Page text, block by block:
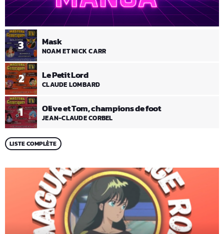
1 Olive et Tom, champions de foot
JEAN-CLAUDE CORBEL
2 Le Petit Lord
CLAUDE LOMBARD
3 Mask
NOAM ET NICK CARR
LISTE COMPLÈTE